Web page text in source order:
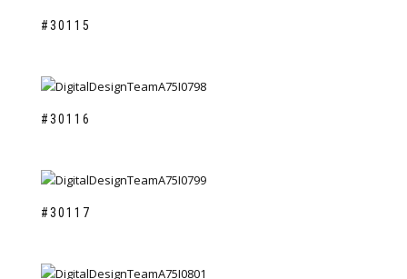
#30115
#30116
#30117